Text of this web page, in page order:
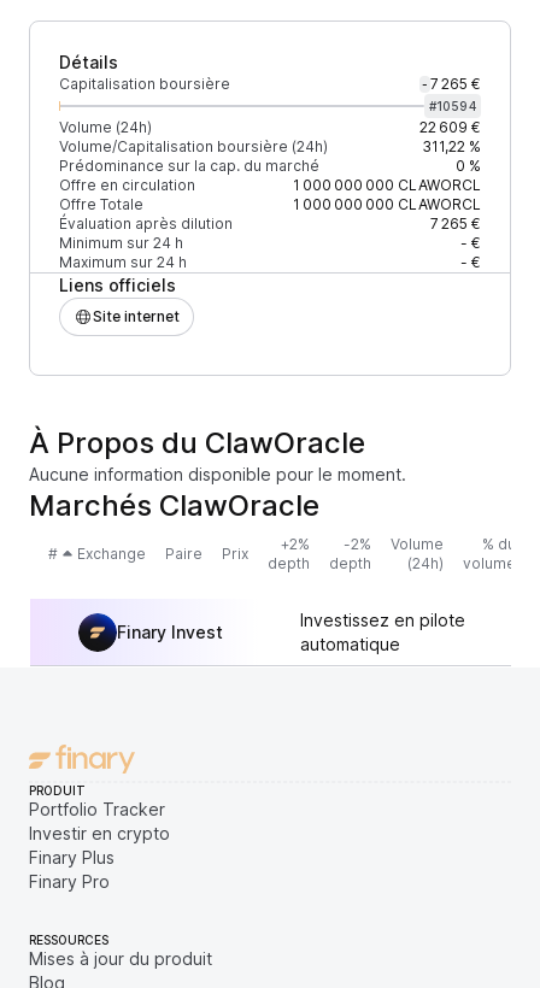
Détails
Capitalisation boursière - 7 265 €
#10594
Volume (24h)
22 609 €
Volume/Capitalisation boursière (24h)
311,22 %
Prédominance sur la cap. du marché
0 %
Offre en circulation
1 000 000 000 CLAWORCL
Offre Totale
1 000 000 000 CLAWORCL
Évaluation après dilution
7 265 €
Minimum sur 24 h
- €
Maximum sur 24 h
- €
Liens officiels
Site internet
À Propos du ClawOracle
Aucune information disponible pour le moment.
Marchés ClawOracle
# Exchange Paire Prix
+2%
depth
-2%
depth
Volume
(24h)
% du
volume
Finary Invest
Investissez en pilote
automatique
PRODUIT
Portfolio Tracker
Investir en crypto
Finary Plus
Finary Pro
RESSOURCES
Mises à jour du produit
Blog